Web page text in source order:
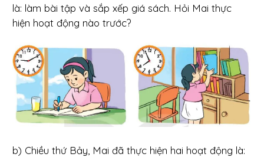
là: làm bài tập và sắp xếp giá sách. Hỏi Mai thực
hiện hoạt động nào trước?
b) Chiều thứ Bảy, Mai đã thực hiện hai hoạt động là: